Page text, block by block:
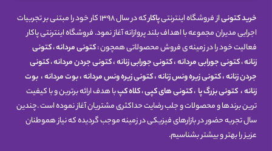
خرید کتونیاز فروشگاه اینترنتیپاکار
که در سال 1398 کار خود را مبتنی بر تجربیات
اجرایی مدیران مجموعه با اهداف بلند پروازانه آغاز نمود. فروشگاه اینترنتی پاکار
فعالیت خود را در زمینه ی فروش محصولاتی همچون :کتونی مردانه،کتونی
زنانه،کتونی جورابی مردانه،کتونی جورابی زنانه،کتونی جردن مردانه،کتونی
جردن زنانه،کتونی زیره ونس زنانه،کتونی زیره ونس مردانه،بوت مردانه،بوت
زنانه، کتونیبزرگ پا ،کتونی های کپی،کلاه کپبا هدف ارائه برترین و با کیفیت
ترین برندها و محصولات و جلب رضایت حداکثری مشتریان آغاز نموده است .چندین
سال تجربه حضور در بازارهای فیزیکی در زمینه موجب گردیده که نیاز هموطنان
عزیز را بهتر و بیشتر بشناسیم.